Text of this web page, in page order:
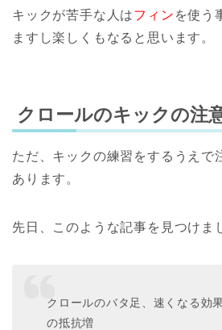
キックが苦手な人はフィン を使う
ますし楽しくもなると思います。
クロールのキックの注
ただ、キックの練習をするうえで
あります。
先日、このような記事を見つけま
クロールのバタ足、速くなる効
の抵抗増